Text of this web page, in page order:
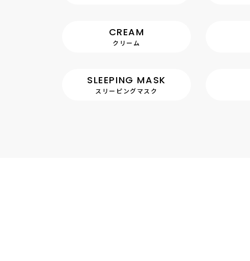
CREAM
クリーム
SLEEPING MASK
スリーピングマスク